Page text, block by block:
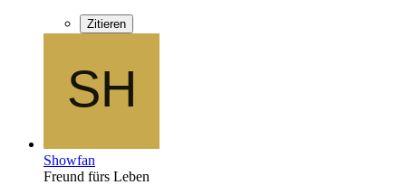
Zitieren
Showfan
Freund fürs Leben